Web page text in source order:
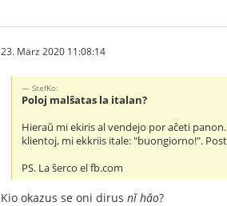
23. März 2020 11:08:14
StefKo:
Poloj malŝatas la italan?
Hieraŭ mi ekiris al vendejo por aĉeti
klientoj, mi ekkriis itale: "buongiorno!".
PS. La ŝerco el fb.com
Kio okazus se oni dirus nĭ hăo?